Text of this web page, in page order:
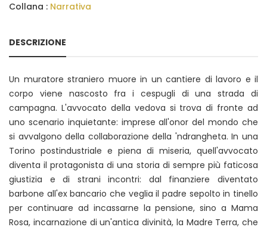
Collana : Narrativa
DESCRIZIONE
Un muratore straniero muore in un cantiere di lavoro e il
corpo viene nascosto fra i cespugli di una strada di
campagna. L'avvocato della vedova si trova di fronte ad
uno scenario inquietante: imprese all'onor del mondo che
si avvalgono della collaborazione della 'ndrangheta. In una
Torino postindustriale e piena di miseria, quell'avvocato
diventa il protagonista di una storia di sempre più faticosa
giustizia e di strani incontri: dal finanziere diventato
barbone all'ex bancario che veglia il padre sepolto in tinello
per continuare ad incassarne la pensione, sino a Mama
Rosa, incarnazione di un'antica divinità, la Madre Terra, che